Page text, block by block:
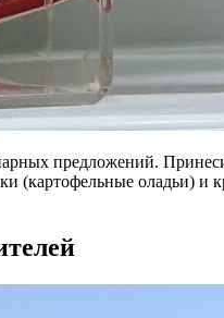
предложений.
(картофельные оладьи) и